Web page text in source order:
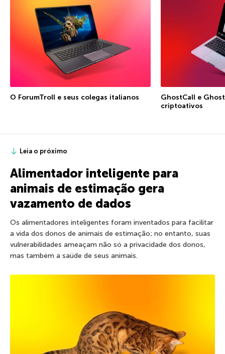
O ForumTroll e seus colegas italianos
GhostCall e
criptoativos
Leia o próximo
Alimentador inteligente para
animais de estimação gera
vazamento de dados
Os alimentadores inteligentes foram inventados para facilitar
a vida dos donos de animais de estimação; no entanto, suas
vulnerabilidades ameaçam não só a privacidade dos donos,
mas também a saúde de seus animais.